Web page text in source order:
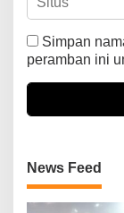
Simpan
peramban ini
News Feed